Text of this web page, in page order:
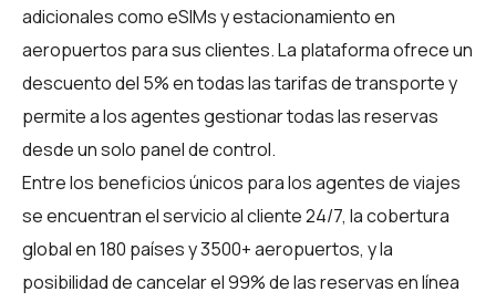
adicionales como eSIMs y estacionamiento en
aeropuertos para sus clientes. La plataforma ofrece un
descuento del 5% en todas las tarifas de transporte y
permite a los agentes gestionar todas las reservas
desde un solo panel de control.
Entre los beneficios únicos para losagentes de viajes
se encuentran el servicio al cliente 24/7, la cobertura
global en 180 países y 3500+ aeropuertos, y la
posibilidad de cancelar el 99% de las reservas en línea